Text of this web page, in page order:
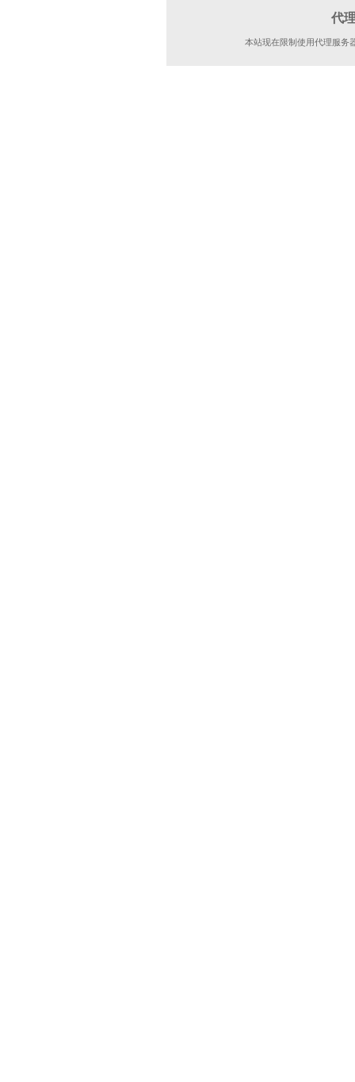
代
本站现在限制使用代理服务